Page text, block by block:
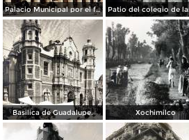
Palacio Municipal por el fotografo Hugo Brehme..
Basilica de Guadalupe. Xochimilco